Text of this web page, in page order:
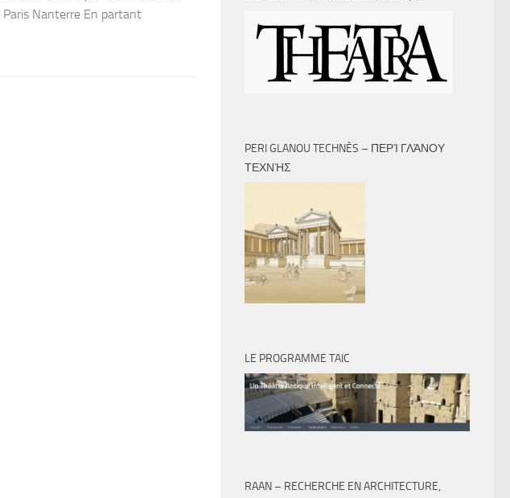
Nanterre En partant
PERI GLANOU TECHNÈS – ΠΕΡῚ ΓΛΆΝΟΥ
ΤΕΧΝῊΣ
LE PROGRAMME TAIC
RAAN – RECHERCHE EN ARCHITECTURE,